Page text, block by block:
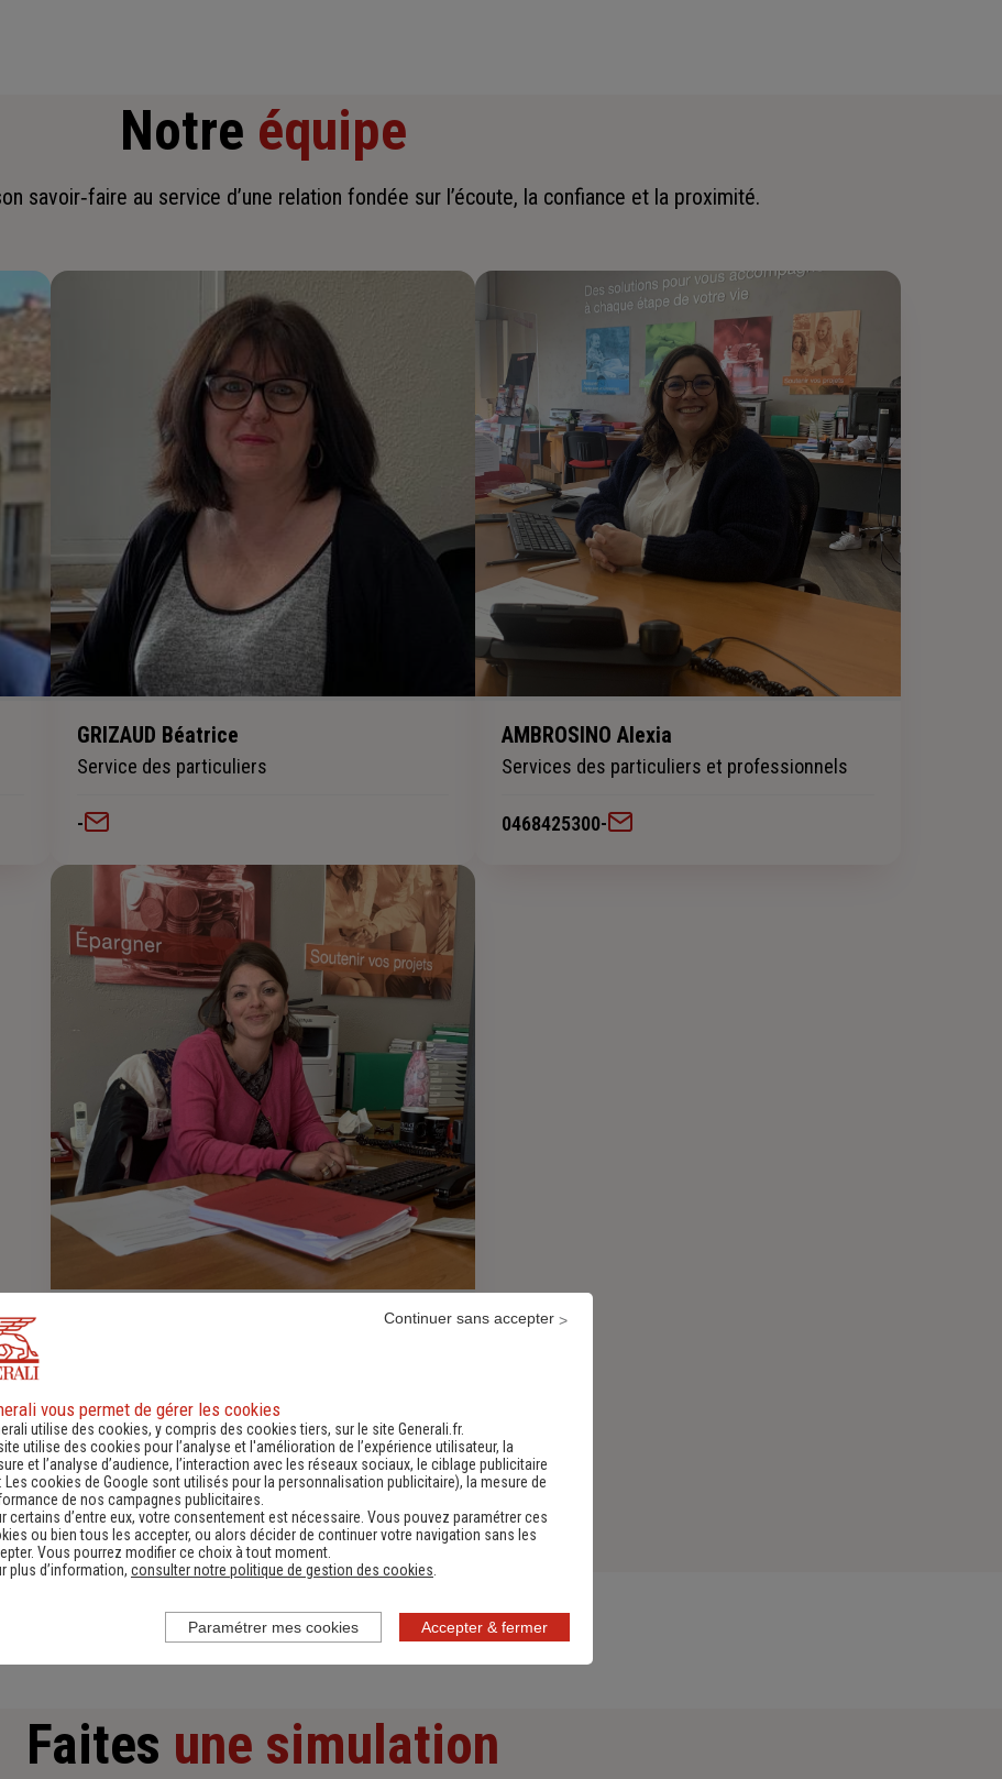
Notre équipe
savoir‑faire au service d’une relation fondée sur l’écoute, la confiance et la proximité.
GRIZAUD Béatrice
Service des particuliers
-
AMBROSINO Alexia
Services des particuliers et professionnels
0468425300-
04 68 42 53 00 -
En savoir plus sur l'agence
Faites une simulation
vous permet de gérer les cookies
utilise des cookies, y compris des cookies tiers, sur le site Generali.fr.
utilise des cookies pour l’analyse et l'amélioration de l’expérience utilisateur, la
et l’analyse d’audience, l’interaction avec les réseaux sociaux, le ciblage publicitaire
Les cookies de Google sont utilisés pour la personnalisation publicitaire), la mesure de
de nos campagnes publicitaires.
certains d’entre eux, votre consentement est nécessaire. Vous pouvez paramétrer ces
ou bien tous les accepter, ou alors décider de continuer votre navigation sans les
Vous pourrez modifier ce choix à tout moment.
plus d’information, consulter notre politique de gestion des cookies
Accepter & fermer
Continuer sans accepter
Paramétrer mes cookies